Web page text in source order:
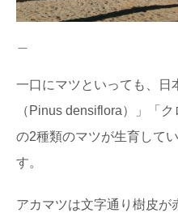
石見銀山
2007年に「
日本三大
GO！
日本三大美林
「秋田杉」
無垢材と
一口にマツといっても、日
（Pinus densiflora）」「
の2種類のマツが生育して
す。
アカマツは文字通り樹皮が